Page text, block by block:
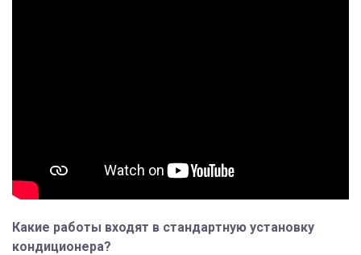
Какие работы входят в стандартную установку
кондиционера?